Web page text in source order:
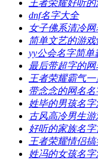
王者荣耀好听
​dnf名字大全
女子佛系清冷网
简单文艺的游
​yy公会名字简单
最后带超字的
王者荣耀霸气
带念念的网名
姓毕的男孩名
古风高冷男生
好听的家族名字
王者荣耀情侣
姓冯的女孩名